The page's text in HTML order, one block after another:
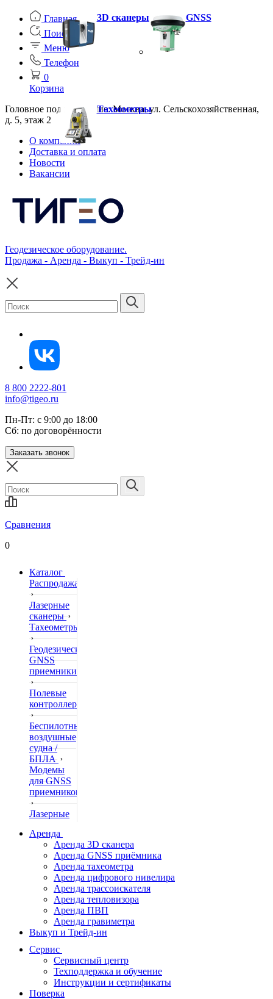
Главная
Поиск
Меню
Телефон
0
Корзина
Головное подразделение: Москва, ул. Сельскохозяйственная,
д. 5, этаж 2
О компании
Доставка и оплата
Новости
Вакансии
Геодезическое оборудование.
Продажа - Аренда - Выкуп - Трейд-ин
8 800 2222-801
info@tigeo.ru
Пн-Пт: с 9:00 до 18:00
Сб: по договорённости
Заказать звонок
Сравнения
0
Каталог
Распродажа
Лазерные
сканеры
Тахеометры
Геодезические
GNSS
приемники
Полевые
контроллеры
Беспилотные
воздушные
судна /
БПЛА
Модемы
для GNSS
приемников
Лазерные
Нивелиры
Теодолиты
Трассоискатели
Неразрушающий
контроль
Аксессуары
Софт
Георадары
Акции
3D сканеры GNSS
Тахеометры
Аренда
Аренда 3D сканера
Аренда GNSS приёмника
Аренда тахеометра
Аренда цифрового нивелира
Аренда трассоискателя
Аренда тепловизора
Аренда ПВП
Аренда гравиметра
Выкуп и Трейд-ин
Сервис
Сервисный центр
Техподдержка и обучение
Инструкции и сертификаты
Поверка